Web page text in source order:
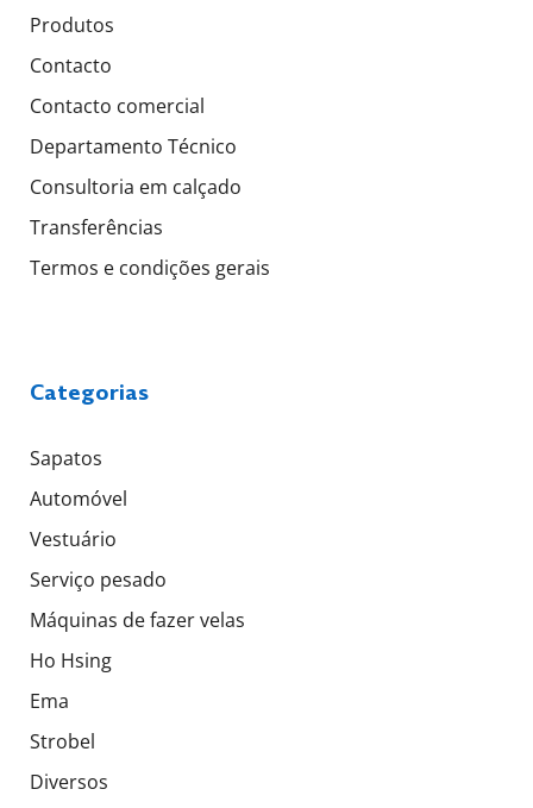
Produtos
Contacto
Contacto comercial
Departamento Técnico
Consultoria em calçado
Transferências
Termos e condições gerais
Categorias
Sapatos
Automóvel
Vestuário
Serviço pesado
Máquinas de fazer velas
Ho Hsing
Ema
Strobel
Diversos